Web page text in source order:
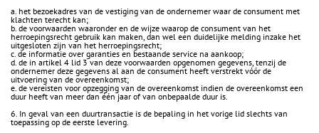
a. het bezoekadres van de vestiging van de ondernemer waar de consument met
klachten terecht kan;
b. de voorwaarden waaronder en de wijze waarop de consument van het
herroepingsrecht gebruik kan maken, dan wel een duidelijke melding inzake het
uitgesloten zijn van het herroepingsrecht;
c. de informatie over garanties en bestaande service na aankoop;
d. de in artikel 4 lid 3 van deze voorwaarden opgenomen gegevens, tenzij de
ondernemer deze gegevens al aan de consument heeft verstrekt vóór de
uitvoering van de overeenkomst;
e. de vereisten voor opzegging van de overeenkomst indien de overeenkomst een
duur heeft van meer dan één jaar of van onbepaalde duur is.
6. In geval van een duurtransactie is de bepaling in het vorige lid slechts van
toepassing op de eerste levering.